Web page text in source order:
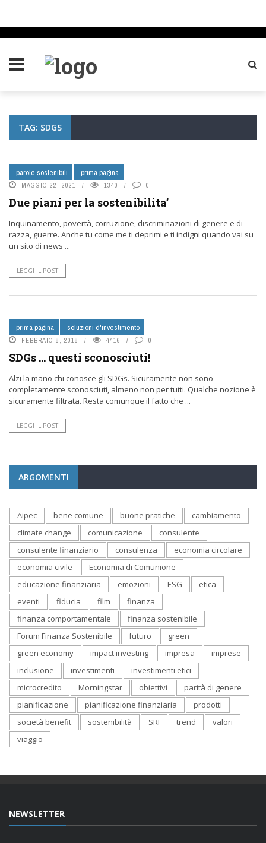
TAG: SDGS
parole sostenibili prima pagina
MAGGIO 22, 2021 1340 0
Due piani per la sostenibilita’
Inquinamento, povertà, corruzione, discriminazioni di genere e di
razza, guerre. Anche tu come me ti deprimi e ti indigni quando vai su
un sito di news ...
LEGGI IL POST
prima pagina soluzioni d'investimento
FEBBRAIO 8, 2018 4416 0
SDGs … questi sconosciuti!
Alzi la mano chi conosce gli SDGs. Sicuramente non sono
completamente sconosciuti, almeno non per tutti. Qualche nozione è
sicuramente filtrata. Resta comunque il fatto che ...
LEGGI IL POST
ARGOMENTI
Aipec bene comune buone pratiche
cambiamento
climate change
comunicazione
consulente
consulente finanziario
consulenza
economia circolare
economia civile
Economia di Comunione
educazione finanziaria
emozioni ESG
etica
eventi
fiducia film
finanza
finanza comportamentale
finanza sostenibile
Forum Finanza Sostenibile
futuro
green
green economy
impact investing impresa
imprese
inclusione
investimenti
investimenti etici
microcredito
Morningstar obiettivi
parità di genere
pianificazione
pianificazione finanziaria
prodotti
società benefit
sostenibilità SRI trend
valori
viaggio
NEWSLETTER